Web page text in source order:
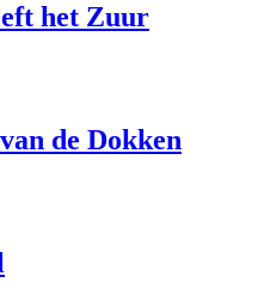
het Zuur
de Dokken